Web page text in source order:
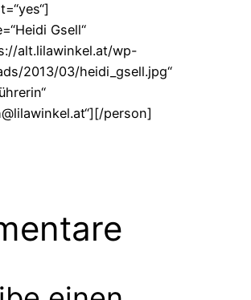
Gsell“
alt.lilawinkel.at/wp-
2013/03/heidi_gsell.jpg“
person]